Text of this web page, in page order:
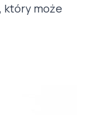
który może